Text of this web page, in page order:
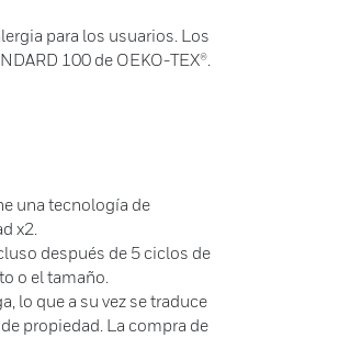
para los usuarios. Los
100 de OEKO-TEX®.
una tecnología de
x2.
después de 5 ciclos de
o el tamaño.
lo que a su vez se traduce
propiedad. La compra de